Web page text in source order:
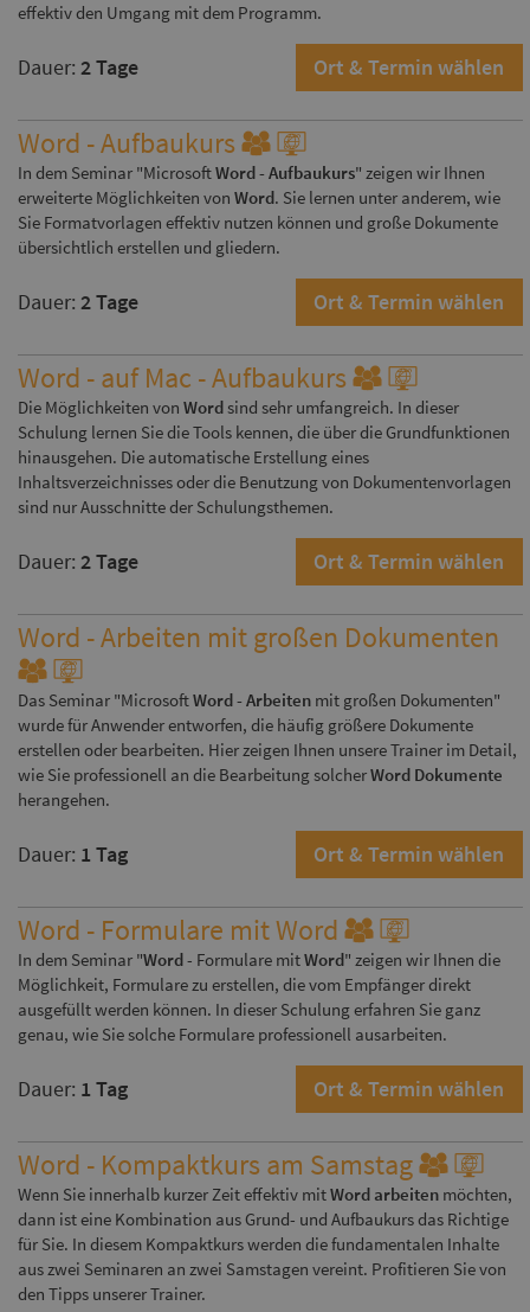
effektiv den Umgang mit dem Programm.
Dauer: 2 Tage Ort & Termin wählen
Word - Aufbaukurs
In dem Seminar "MicrosoftWord - Aufbaukurs" zeigen wir Ihnen
erweiterte Möglichkeiten von Word. Sie lernen unter anderem, wie
Sie Formatvorlagen effektiv nutzen können und große Dokumente
übersichtlich erstellen und gliedern.
Dauer: 2 Tage Ort & Termin wählen
Word - auf Mac - Aufbaukurs
Die Möglichkeiten von Wordsind sehr umfangreich. In dieser
Schulung lernen Sie die Tools kennen, die über die Grundfunktionen
hinausgehen. Die automatische Erstellung eines
Inhaltsverzeichnisses oder die Benutzung von Dokumentenvorlagen
sind nur Ausschnitte der Schulungsthemen.
Dauer: 2 Tage Ort & Termin wählen
Word - Arbeiten mit großen Dokumenten
Das Seminar "MicrosoftWord - Arbeiten mit großen Dokumenten"
wurde für Anwender entworfen, die häufig größere Dokumente
erstellen oder bearbeiten. Hier zeigen Ihnen unsere Trainer im Detail,
wie Sie professionell an die Bearbeitung solcherWord Dokumente
herangehen.
Dauer: 1 Tag Ort & Termin wählen
Word - Formulare mit Word
In dem Seminar "Word- Formulare mitWord" zeigen wir Ihnen die
Möglichkeit, Formulare zu erstellen, die vom Empfänger direkt
ausgefüllt werden können. In dieser Schulung erfahren Sie ganz
genau, wie Sie solche Formulare professionell ausarbeiten.
Dauer: 1 Tag Ort & Termin wählen
Word - Kompaktkurs am Samstag
Wenn Sie innerhalb kurzer Zeit effektiv mitWord arbeiten möchten,
dann ist eine Kombination aus Grund- und Aufbaukurs das Richtige
für Sie. In diesem Kompaktkurs werden die fundamentalen Inhalte
aus zwei Seminaren an zwei Samstagen vereint. Profitieren Sie von
den Tipps unserer Trainer.